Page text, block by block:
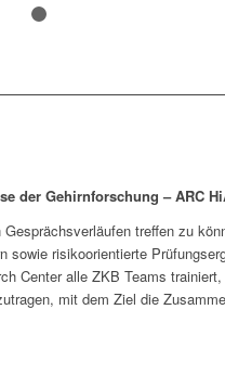
der Gehirnforschung – ARC
treffen zu
risikoorientierte
Center alle ZKB Teams
mit dem Ziel die